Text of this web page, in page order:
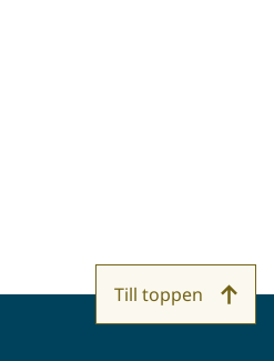
Till toppen